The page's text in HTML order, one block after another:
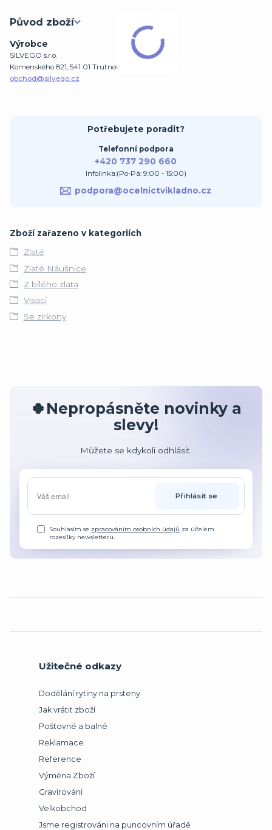
Původ zboží
Výrobce
SILVEGO s.r.o.
Komenského 821, 541 01 Trutnov
obchod@silvego.cz
Potřebujete poradit?
Telefonní podpora
+420 737 290 660
Infolinka:(Po-Pá: 9:00 - 15:00)
podpora@ocelnictvikladno.cz
Zboží zařazeno v kategoriích
Zlaté
Zlaté Náušnice
Z bílého zlata
Visací
Se zirkony
🍀Nepropásněte novinky a
slevy!
Můžete se kdykoli odhlásit.
Přihlásit se
Souhlasím se zpracováním osobních údajů za účelem
rozesílky newsletteru.
Užitečné odkazy
Dodělání rytiny na prsteny
Jak vrátit zboží
Poštovné a balné
Reklamace
Reference
Výměna Zboží
Gravírování
Velkobchod
Jsme registrováni na puncovním úřadě